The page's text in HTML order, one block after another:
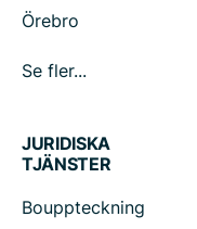
Örebro
Se fler...
JURIDISKA
TJÄNSTER
Bouppteckning